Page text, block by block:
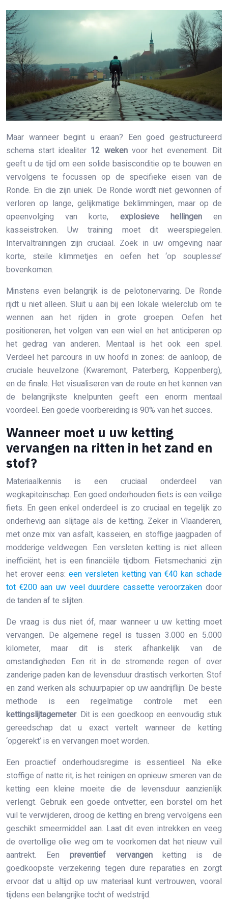
Maar wanneer begint u eraan? Een goed gestructureerd
schema start idealiter 12 wekenvoor het evenement. Dit
geeft u de tijd om een solide basisconditie op te bouwen en
vervolgens te focussen op de specifieke eisen van de
Ronde. En die zijn uniek. De Ronde wordt niet gewonnen of
verloren op lange, gelijkmatige beklimmingen, maar op de
opeenvolging van korte, explosieve hellingenen
kasseistroken. Uw training moet dit weerspiegelen.
Intervaltrainingen zijn cruciaal. Zoek in uw omgeving naar
korte, steile klimmetjes en oefen het ‘op souplesse’
bovenkomen.
Minstens even belangrijk is de pelotonervaring. De Ronde
rijdt u niet alleen. Sluit u aan bij een lokale wielerclub om te
wennen aan het rijden in grote groepen. Oefen het
positioneren, het volgen van een wiel en het anticiperen op
het gedrag van anderen. Mentaal is het ook een spel.
Verdeel het parcours in uw hoofd in zones: de aanloop, de
cruciale heuvelzone (Kwaremont, Paterberg, Koppenberg),
en de finale. Het visualiseren van de route en het kennen van
de belangrijkste knelpunten geeft een enorm mentaal
voordeel. Een goede voorbereiding is 90% van het succes.
Wanneer moet u uw ketting
vervangen na ritten in het zand en
stof?
Materiaalkennis is een cruciaal onderdeel van
wegkapiteinschap. Een goed onderhouden fiets is een veilige
fiets. En geen enkel onderdeel is zo cruciaal en tegelijk zo
onderhevig aan slijtage als de ketting. Zeker in Vlaanderen,
met onze mix van asfalt, kasseien, en stoffige jaagpaden of
modderige veldwegen. Een versleten ketting is niet alleen
inefficiënt, het is een financiële tijdbom. Fietsmechanici zijn
het erover eens:een versleten ketting van €40 kan schade
tot €200 aan uw veel duurdere cassette veroorzaken door
de tanden af te slijten.
De vraag is dus niet óf, maar wanneer u uw ketting moet
vervangen. De algemene regel is tussen 3.000 en 5.000
kilometer, maar dit is sterk afhankelijk van de
omstandigheden. Een rit in de stromende regen of over
zanderige paden kan de levensduur drastisch verkorten. Stof
en zand werken als schuurpapier op uw aandrijflijn. De beste
methode is een regelmatige controle met een
kettingslijtagemeter. Dit is een goedkoop en eenvoudig stuk
gereedschap dat u exact vertelt wanneer de ketting
‘opgerekt’ is en vervangen moet worden.
Een proactief onderhoudsregime is essentieel. Na elke
stoffige of natte rit, is het reinigen en opnieuw smeren van de
ketting een kleine moeite die de levensduur aanzienlijk
verlengt. Gebruik een goede ontvetter, een borstel om het
vuil te verwijderen, droog de ketting en breng vervolgens een
geschikt smeermiddel aan. Laat dit even intrekken en veeg
de overtollige olie weg om te voorkomen dat het nieuw vuil
aantrekt. Een preventief vervangenketting is de
goedkoopste verzekering tegen dure reparaties en zorgt
ervoor dat u altijd op uw materiaal kunt vertrouwen, vooral
tijdens een belangrijke tocht of wedstrijd.